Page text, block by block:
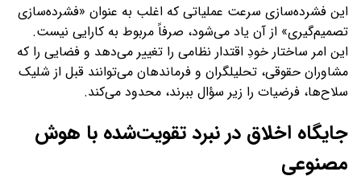
این فشرده‌سازی سرعت عملیاتی که اغلب به عنوان «فشرده‌سازی
تصمیم‌گیری» از آن یاد می‌شود، صرفاً مربوط به کارایی نیست.
این امر ساختار خودِ اقتدار نظامی را تغییر می‌دهد و فضایی را که
مشاوران حقوقی، تحلیلگران و فرماندهان می‌توانند قبل از شلیک
سلاح‌ها، فرضیات را زیر سؤال ببرند، محدود می‌کند.
جایگاه اخلاق در نبرد تقویت‌شده با هوش
مصنوعی